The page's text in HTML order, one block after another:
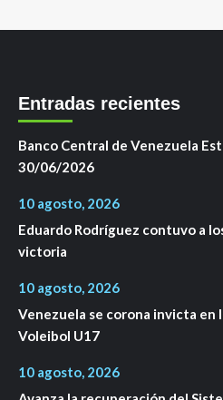
Entradas recientes
Banco Central de Venezuela
30/06/2026
10 agosto, 2026
Eduardo Rodríguez contuvo a
victoria
10 agosto, 2026
Venezuela se corona invicta en
Voleibol U17
10 agosto, 2026